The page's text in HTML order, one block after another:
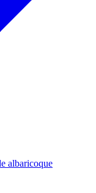
albaricoque